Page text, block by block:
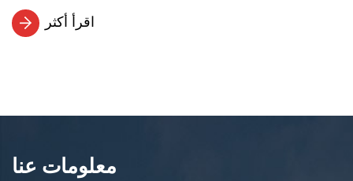
اقرأ أكثر
معلومات عنا